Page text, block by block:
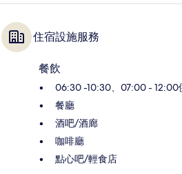
住宿設施服務
餐飲
06:30 -10:30、07:00 - 12:00
餐廳
酒吧/酒廊
咖啡廳
點心吧/輕食店